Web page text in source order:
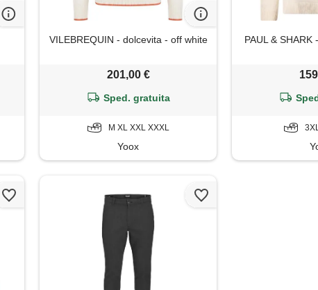
VILEBREQUIN - dolcevita - off white
201,00 €
Sped. gratuita
M XL XXL XXXL
Yoox
PAUL &